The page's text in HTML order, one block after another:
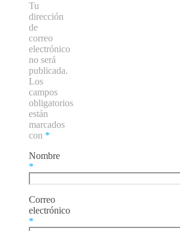
Tu
dirección
de
correo
electrónico
no será
publicada.
Los
campos
obligatorios
están
marcados
con *
Nombre
*
Correo
electrónico
*